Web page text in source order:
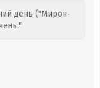
день ("Мирон-